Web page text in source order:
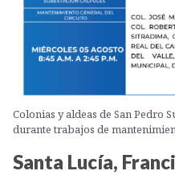
Colonias y aldeas de San Pedro
durante trabajos de
Santa Lucía,